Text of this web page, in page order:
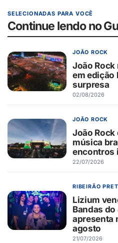
SELECIONADAS PARA VOCÊ
Continue lendo no
JOÃO ROCK
João Rock
em edição
surpresa
02/08/2026
JOÃO ROCK
João Rock
música
encontros
22/07/2026
RIBEIRÃO
Lizium
Bandas do
apresenta
agosto
21/07/2026